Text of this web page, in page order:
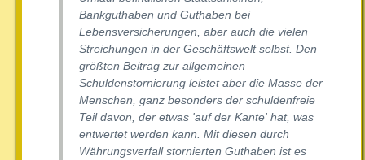
Bankguthaben und Guthaben bei
Lebensversicherungen, aber auch die vielen
Streichungen in der Geschäftswelt selbst. Den
größten Beitrag zur allgemeinen
Schuldenstornierung leistet aber die Masse der
Menschen, ganz besonders der schuldenfreie
Teil davon, der etwas 'auf der Kante' hat, was
entwertet werden kann. Mit diesen durch
Währungsverfall stornierten Guthaben ist es